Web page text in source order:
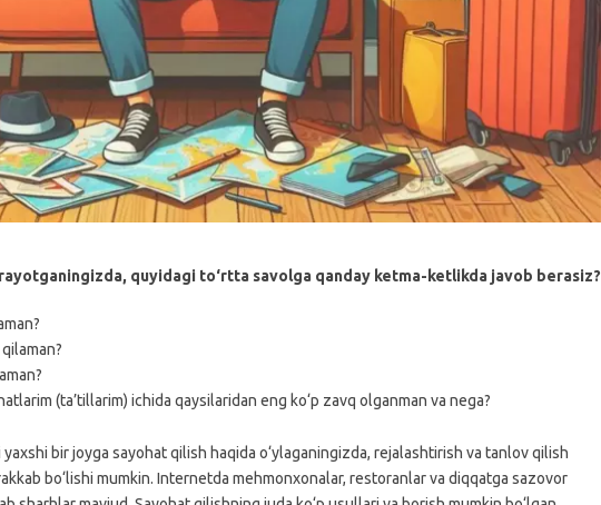
quyidagi to‘rtta savolga qanday ketma-ketlikda javob berasiz?
(ta’tillarim) ichida qaysilaridan eng ko‘p zavq olganman va nega?
yaxshi bir joyga sayohat qilish haqida o‘ylaganingizda, rejalashtirish va tanlov qilish
bo‘lishi mumkin. Internetda mehmonxonalar, restoranlar va diqqatga sazovor